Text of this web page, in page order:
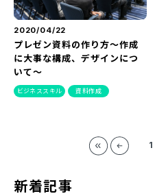
2020/04/22
プレゼン資料の作り方～作成
に大事な構成、デザインにつ
いて～
ビジネススキル 資料作成
1
新着記事